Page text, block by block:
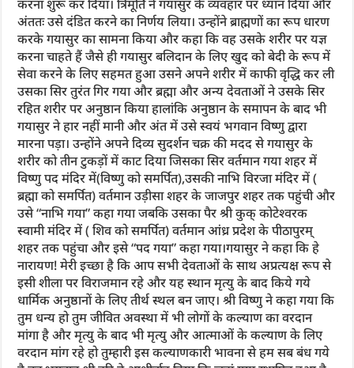
करना शुरू कर दिया। त्रिमूर्ति ने गयासुर के व्यवहार पर ध्यान दिया और
अंततः उसे दंडित करने का निर्णय लिया। उन्होंने ब्राह्मणों का रूप धारण
करके गयासुर का सामना किया और कहा कि वह उसके शरीर पर यज्ञ
करना चाहते हैं जैसे ही गयासुर बलिदान के लिए खुद को बेदी के रूप में
सेवा करने के लिए सहमत हुआ उसने अपने शरीर में काफी वृद्धि कर ली
उसका सिर तुरंत गिर गया और ब्रह्मा और अन्य देवताओं ने उसके सिर
रहित शरीर पर अनुष्ठान किया हालांकि अनुष्ठान के समापन के बाद भी
गयासुर ने हार नहीं मानी और अंत में उसे स्वयं भगवान विष्णु द्वारा
मारना पड़ा। उन्होंने अपने दिव्य सुदर्शन चक्र की मदद से गयासुर के
शरीर को तीन टुकड़ों में काट दिया जिसका सिर वर्तमान गया शहर में
विष्णु पद मंदिर में(विष्णु को समर्पित),उसकी नाभि विरजा मंदिर में (
ब्रह्मा को समर्पित) वर्तमान उड़ीसा शहर के जाजपुर शहर तक पहुंची और
उसे “नाभि गया” कहा गया जबकि उसका पैर श्री कुक् कोटेश्वरक
स्वामी मंदिर में ( शिव को समर्पित) वर्तमान आंध्र प्रदेश के पीठापुरम्
शहर तक पहुंचा और इसे “पद गया” कहा गया।गयासुर ने कहा कि हे
नारायण! मेरी इच्छा है कि आप सभी देवताओं के साथ अप्रत्यक्ष रूप से
इसी शीला पर विराजमान रहे और यह स्थान मृत्यु के बाद किये गये
धार्मिक अनुष्ठानों के लिए तीर्थ स्थल बन जाए। श्री विष्णु ने कहा गया कि
तुम धन्य हो तुम जीवित अवस्था में भी लोगों के कल्याण का वरदान
मांगा है और मृत्यु के बाद भी मृत्यु और आत्माओं के कल्याण के लिए
वरदान मांग रहे हो तुम्हारी इस कल्याणकारी भावना से हम सब बंध गये